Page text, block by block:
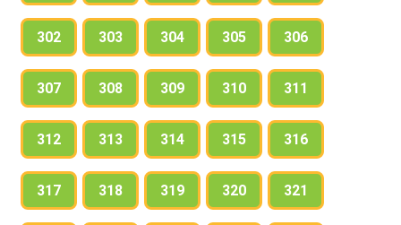
302 303 304 305 306
307 308 309 310 311
312 313 314 315 316
317 318 319 320 321